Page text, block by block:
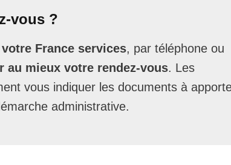
vous ?
France services, par téléphone ou
au mieux votre rendez-vous. Les
vous indiquer les documents à
administrative.